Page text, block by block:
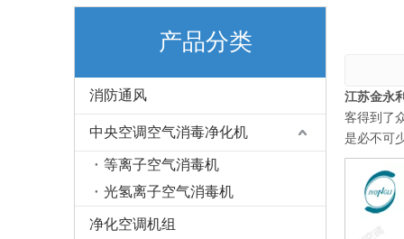
产品分类
消防通风
中央空调空气消毒净化机
等离子空气消毒机
光氢离子空气消毒机
净化空调机组
江苏金永
客得到了
是必不可